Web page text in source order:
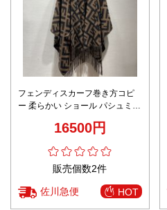
フェンディスカーフ巻き方コピ
ー 柔らかい ショール パシュミナ
16500円
販売個数2件
佐川急便 HOT